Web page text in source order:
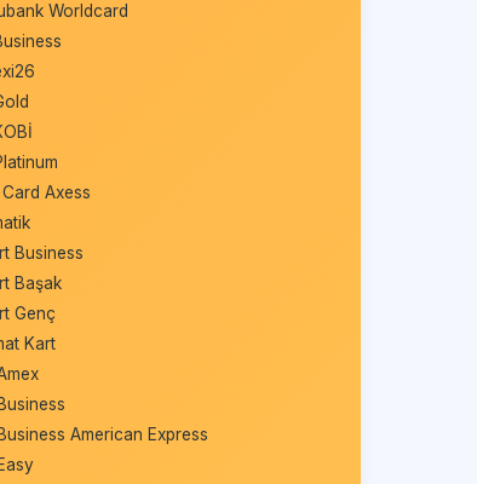
Worldcard
Card Axess
Business
Başak
Genç
Kart
American Express